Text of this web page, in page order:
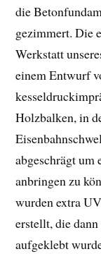
die
gezimmert. Die
Werkstatt
einem Entwurf
Holzbalken, in
abgeschrägt
anbringen zu
wurden extra
erstellt, die
aufgeklebt